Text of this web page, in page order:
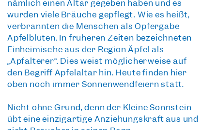
nämlich einen Altar gegeben haben und es
wurden viele Bräuche gepflegt. Wie es heißt,
verbrannten die Menschenals Opfergabe
Apfelblüten. In früheren Zeiten bezeichneten
Einheimische aus der Region Äpfel als
„Apfalterer“. Dies weist möglicherweise auf
den Begriff Apfelaltar hin. Heute finden hier
oben noch immer Sonnenwendfeiern statt.
Nicht ohne Grund, denn der Kleine Sonnstein
übt eine einzigartige Anziehungskraft aus und